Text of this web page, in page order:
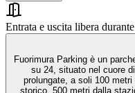
Entrata e uscita libera
Fuorimura Parking è un
su 24, situato nel cuore
prolungate, a soli 100
storico, 500 metri dalla